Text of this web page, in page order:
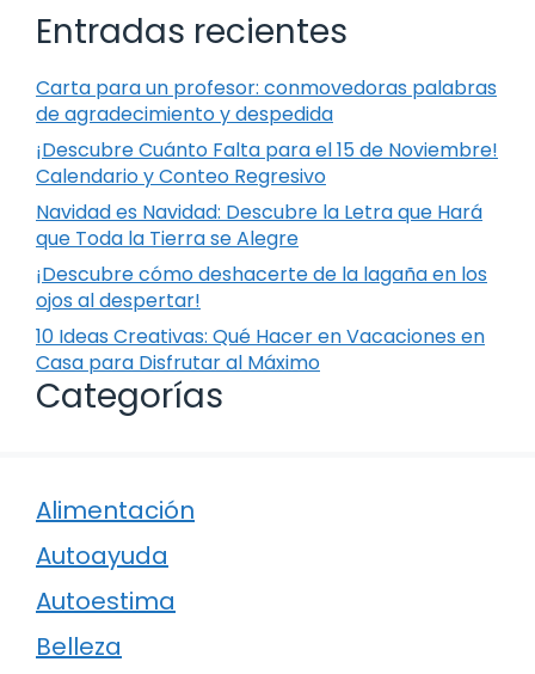
Entradas recientes
Carta para un profesor: conmovedoras palabras
de agradecimiento y despedida
¡Descubre Cuánto Falta para el 15 de Noviembre!
Calendario y Conteo Regresivo
Navidad es Navidad: Descubre la Letra que Hará
que Toda la Tierra se Alegre
¡Descubre cómo deshacerte de la lagaña en los
ojos al despertar!
10 Ideas Creativas: Qué Hacer en Vacaciones en
Casa para Disfrutar al Máximo
Categorías
Alimentación
Autoayuda
Autoestima
Belleza